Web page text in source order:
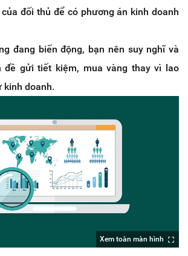
đối thủ để có phương án kinh doanh
đang biến động, bạn nên suy nghĩ và
đề gửi tiết kiệm, mua vàng thay vì lao
kinh doanh.
Xem toàn màn hình